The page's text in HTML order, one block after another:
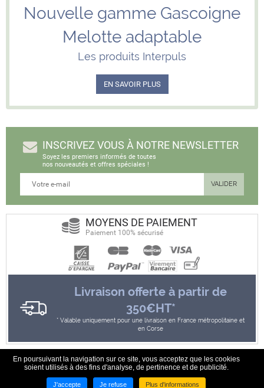
Nouvelle gamme Gascoigne
Melotte adaptable
Les produits Interpuls
EN SAVOIR PLUS
INSCRIVEZ VOUS À NOTRE NEWSLETTER
Soyez les premiers informés de toutes
nos nouveautés et offres spéciales !
MOYENS DE PAIEMENT
Paiement 100% sécurisé
Livraison offerte à partir de
350€HT*
Valable uniquement pour une livraison en France métropolitaine et
en Corse
20, rue du Château - 57530 Les étangs - Tél. 03 87 63 21 16
En poursuivant la navigation sur ce site, vous acceptez que les cookies
soient utilisés à des fins d'analyse, de pertinence et de publicité.
J'accepte Je refuse Plus d'informations